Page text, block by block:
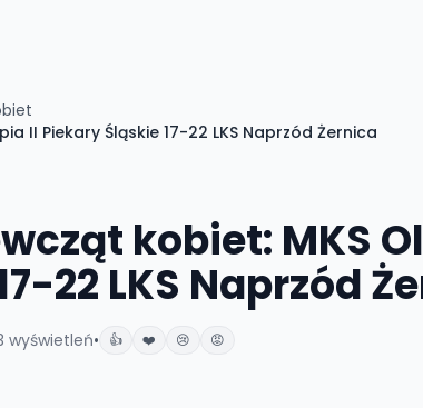
II Piekary Śląskie 17-22 LKS Naprzód Żernica
kobiet: MKS
22 LKS Naprzód
wyświetleń• 👍 ❤️ 😢 😡